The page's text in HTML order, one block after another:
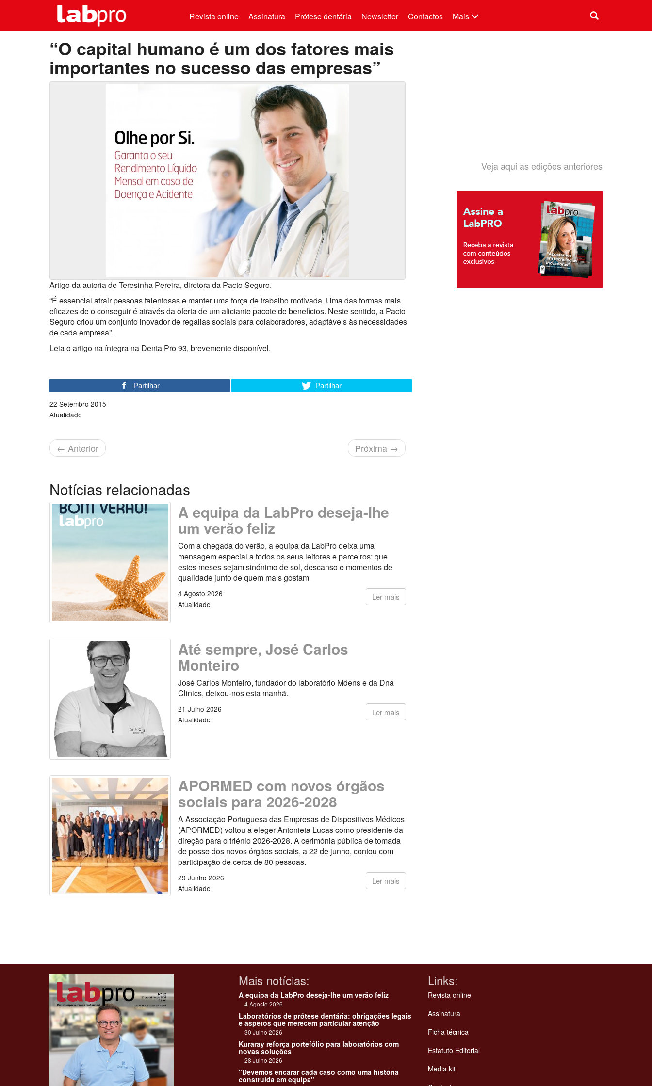
Mais
Revista online Assinatura Prótese dentária Newsletter Contactos
“O capital humano é um dos fatores mais
importantes no sucesso das empresas”
Artigo da autoria de Teresinha Pereira, diretora da Pacto Seguro.
“É essencial atrair pessoas talentosas e manter uma força de trabalho motivada. Uma das formas mais
eficazes de o conseguir é através da oferta de um aliciante pacote de benefícios. Neste sentido, a Pacto
Seguro criou um conjunto inovador de regalias sociais para colaboradores, adaptáveis às necessidades
de cada empresa”.
Leia o artigo na íntegra na DentalPro 93, brevemente disponível.
Partilhar Partilhar
22 Setembro 2015
Atualidade
← Anterior Próxima →
Veja aqui as edições anteriores
Notícias relacionadas
A equipa da LabPro deseja-lhe
um verão feliz
Com a chegada do verão, a equipa da LabPro deixa uma
mensagem especial a todos os seus leitores e parceiros: que
estes meses sejam sinónimo de sol, descanso e momentos de
qualidade junto de quem mais gostam.
Ler mais
4 Agosto 2026
Atualidade
Até sempre, José Carlos
Monteiro
José Carlos Monteiro, fundador do laboratório Mdens e da Dna
Clinics, deixou-nos esta manhã.
Ler mais
21 Julho 2026
Atualidade
APORMED com novos órgãos
sociais para 2026-2028
A Associação Portuguesa das Empresas de Dispositivos Médicos
(APORMED) voltou a eleger Antonieta Lucas como presidente da
direção para o triénio 2026-2028. A cerimónia pública de tomada
de posse dos novos órgãos sociais, a 22 de junho, contou com
participação de cerca de 80 pessoas.
Ler mais
29 Junho 2026
Atualidade
Clique para ler
Mais notícias:
A equipa da LabPro deseja-lhe um verão feliz
4 Agosto 2026
Laboratórios de prótese dentária: obrigações legais
e aspetos que merecem particular atenção
30 Julho 2026
Kuraray reforça portefólio para laboratórios com
novas soluções
28 Julho 2026
"Devemos encarar cada caso como uma história
construída em equipa"
Links:
Revista online
Assinatura
Ficha técnica
Estatuto Editorial
Media kit